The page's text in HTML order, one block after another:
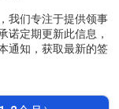
我们专注于提供领事
诺定期更新此信息，
通知，获取最新的签